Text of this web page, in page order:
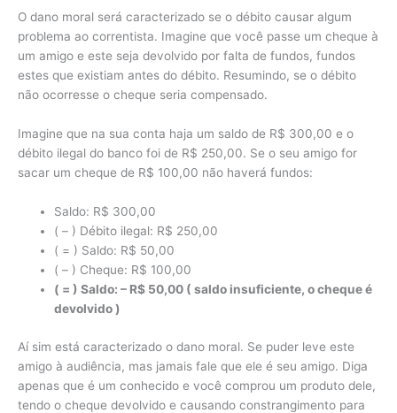
O dano moral será caracterizado se o débito causar algum
problema ao correntista. Imagine que você passe um cheque à
um amigo e este seja devolvido por falta de fundos, fundos
estes que existiam antes do débito. Resumindo, se o débito
não ocorresse o cheque seria compensado.
Imagine que na sua conta haja um saldo de R$ 300,00 e o
débito ilegal do banco foi de R$ 250,00. Se o seu amigo for
sacar um cheque de R$ 100,00 não haverá fundos:
Saldo: R$ 300,00
( – ) Débito ilegal: R$ 250,00
( = ) Saldo: R$ 50,00
( – ) Cheque: R$ 100,00
( = ) Saldo: – R$ 50,00 ( saldo insuficiente, o cheque é
devolvido )
Aí sim está caracterizado o dano moral. Se puder leve este
amigo à audiência, mas jamais fale que ele é seu amigo. Diga
apenas que é um conhecido e você comprou um produto dele,
tendo o cheque devolvido e causando constrangimento para